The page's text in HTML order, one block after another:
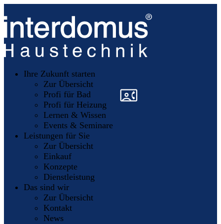
Ihre Zukunft starten
Zur Übersicht
Profi für Bad
Profi für Heizung
Lernen & Wissen
Events & Seminare
Leistungen für Sie
Zur Übersicht
Einkauf
Konzepte
Dienstleistung
Das sind wir
Zur Übersicht
Kontakt
News
»